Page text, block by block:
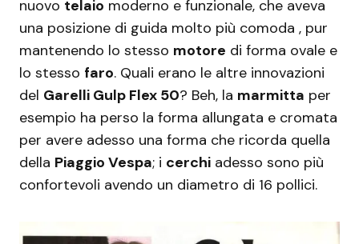
nuovo telaio moderno e funzionale, che aveva
una posizione di guida molto più comoda , pur
mantenendo lo stesso motore di forma ovale e
lo stesso faro. Quali erano le altre innovazioni
del Garelli Gulp Flex 50? Beh, la marmitta per
esempio ha perso la forma allungata e cromata
per avere adesso una forma che ricorda quella
della Piaggio Vespa; i cerchi adesso sono più
confortevoli avendo un diametro di 16 pollici.